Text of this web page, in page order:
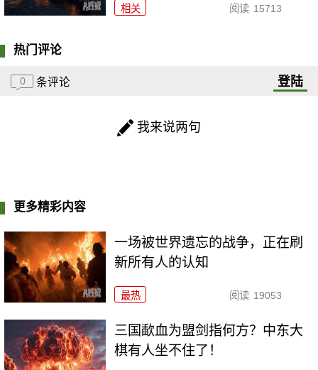
相关 阅读 15713
热门评论
0 条评论 登陆
我来说两句
更多精彩内容
一场被世界遗忘的战争，正在刷
新所有人的认知
最热 阅读 19053
三国歃血为盟剑指何方？中东大
棋有人坐不住了！